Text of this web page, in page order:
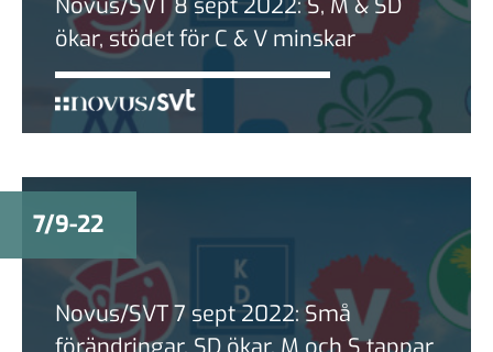
ökar, stödet för C & V minskar
7/9-22
Novus/SVT 7 sept 2022: Små